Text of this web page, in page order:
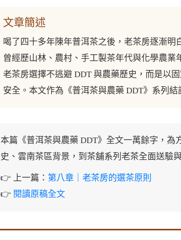
文章簡述
喝了四十多年陳年普洱茶之後，老茶房逐漸
曾經歷山林、農村、手工製茶年代與化學農業
老茶房選擇不逃避 DDT 與農藥歷史，而是以
安全。本文作為《普洱茶與農藥 DDT》系列
本篇《普洱茶與農藥 DDT》全文一萬餘字，為
史、雲南茶區背景，到茶舖系列老茶全面送驗
👉 上一篇： 第八章｜老茶房的選茶原則
👉 閱讀原稿全文